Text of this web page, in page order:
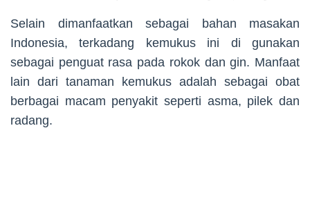
Selain dimanfaatkan sebagai bahan masakan
Indonesia, terkadang kemukus ini di gunakan
sebagai penguat rasa pada rokok dan gin. Manfaat
lain dari tanaman kemukus adalah sebagai obat
berbagai macam penyakit seperti asma, pilek dan
radang.